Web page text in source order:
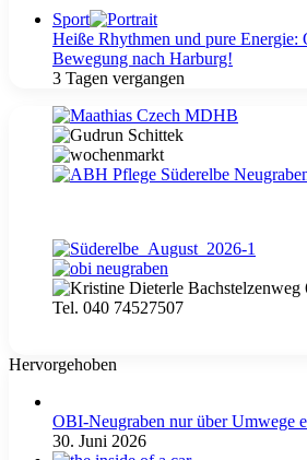
Sport
Heiße Rhythmen und pure Energie:
Bewegung nach Harburg!
3 Tagen vergangen
Hervorgehoben
OBI-Neugraben nur über Umwege
30. Juni 2026